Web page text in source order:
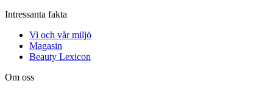
Intressanta fakta
Vi och vår miljö
Magasin
Beauty Lexicon
Om oss